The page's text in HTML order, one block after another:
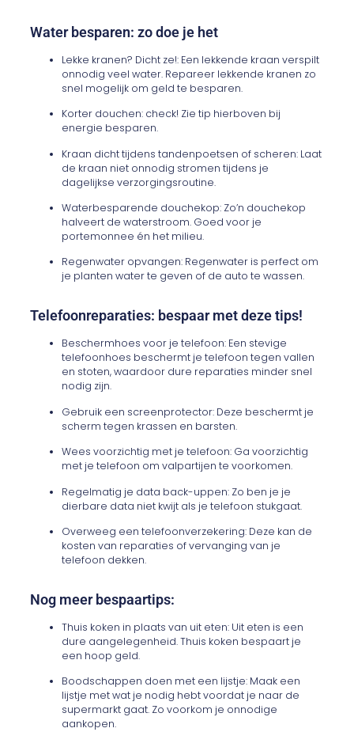
Water besparen: zo doe je het
Lekke kranen? Dicht ze!: Een lekkende kraan verspilt
onnodig veel water. Repareer lekkende kranen zo
snel mogelijk om geld te besparen.
Korter douchen: check! Zie tip hierboven bij
energie besparen.
Kraan dicht tijdens tandenpoetsen of scheren: Laat
de kraan niet onnodig stromen tijdens je
dagelijkse verzorgingsroutine.
Waterbesparende douchekop: Zo’n douchekop
halveert de waterstroom. Goed voor je
portemonnee én het milieu.
Regenwater opvangen: Regenwater is perfect om
je planten water te geven of de auto te wassen.
Telefoonreparaties: bespaar met deze tips!
Beschermhoes voor je telefoon: Een stevige
telefoonhoes beschermt je telefoon tegen vallen
en stoten, waardoor dure reparaties minder snel
nodig zijn.
Gebruik een screenprotector: Deze beschermt je
scherm tegen krassen en barsten.
Wees voorzichtig met je telefoon: Ga voorzichtig
met je telefoon om valpartijen te voorkomen.
Regelmatig je data back-uppen: Zo ben je je
dierbare data niet kwijt als je telefoon stukgaat.
Overweeg een telefoonverzekering: Deze kan de
kosten van reparaties of vervanging van je
telefoon dekken.
Nog meer bespaartips:
Thuis koken in plaats van uit eten: Uit eten is een
dure aangelegenheid. Thuis koken bespaart je
een hoop geld.
Boodschappen doen met een lijstje: Maak een
lijstje met wat je nodig hebt voordat je naar de
supermarkt gaat. Zo voorkom je onnodige
aankopen.